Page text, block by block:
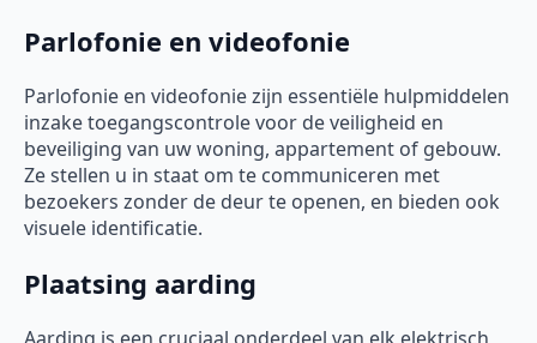
Parlofonie en videofonie
Parlofonie en videofonie zijn essentiële hulpmiddelen
inzake toegangscontrole voor de veiligheid en
beveiliging van uw woning, appartement of gebouw.
Ze stellen u in staat om te communiceren met
bezoekers zonder de deur te openen, en bieden ook
visuele identificatie.
Plaatsing aarding